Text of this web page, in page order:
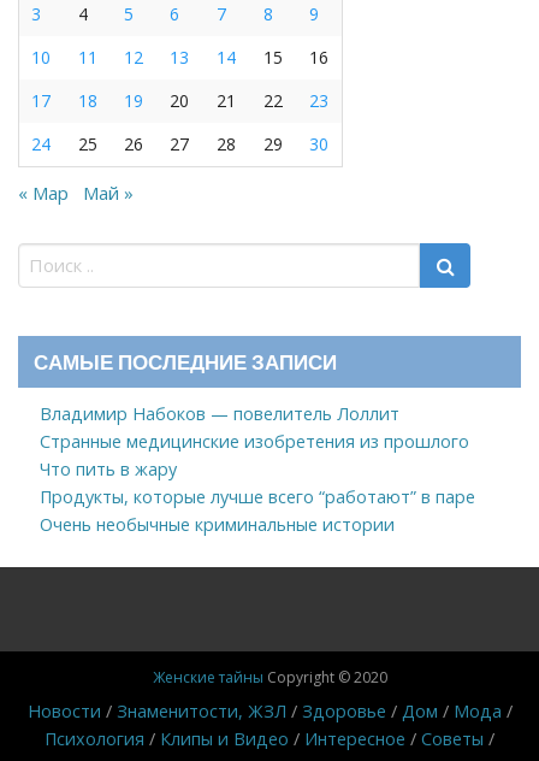
3
4 5 6 7 8
9
10
11 12 13 14 15
16
17
18 19 20 21 22
23
24
25 26 27 28 29 30
« Мар Май »
САМЫЕ ПОСЛЕДНИЕ ЗАПИСИ
Владимир Набоков — повелитель Лоллит
Странные медицинские изобретения из прошлого
Что пить в жару
Продукты, которые лучше всего “работают” в паре
Очень необычные криминальные истории
Женские тайны Copyright © 2020
Новости Знаменитости, ЖЗЛ Здоровье Дом
Мода
Психология
Клипы и Видео Интересное Советы